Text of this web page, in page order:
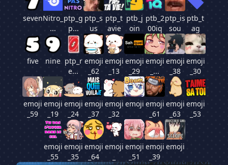
sevenNitro_
...
ptp_g
p...
ptp_s
us
ptp_t
avie
ptb_j
oin
ptb_2
00iq
ptp_is
sou
ptb_t
ag
five nine ptp_r
e...
emoji
_62
emoji
_13
emoji
_29
emoji
_...
emoji
_38
emoji
_30
emoji
_59
emoji
_19
emoji
_24
emoji
_37
emoji
_32
emoji emoji
_61
emoji
_63
emoji
_53
emoji
_55
emoji
_35
emoji
_64
emoji emoji
_51
emoji
_39
emoji